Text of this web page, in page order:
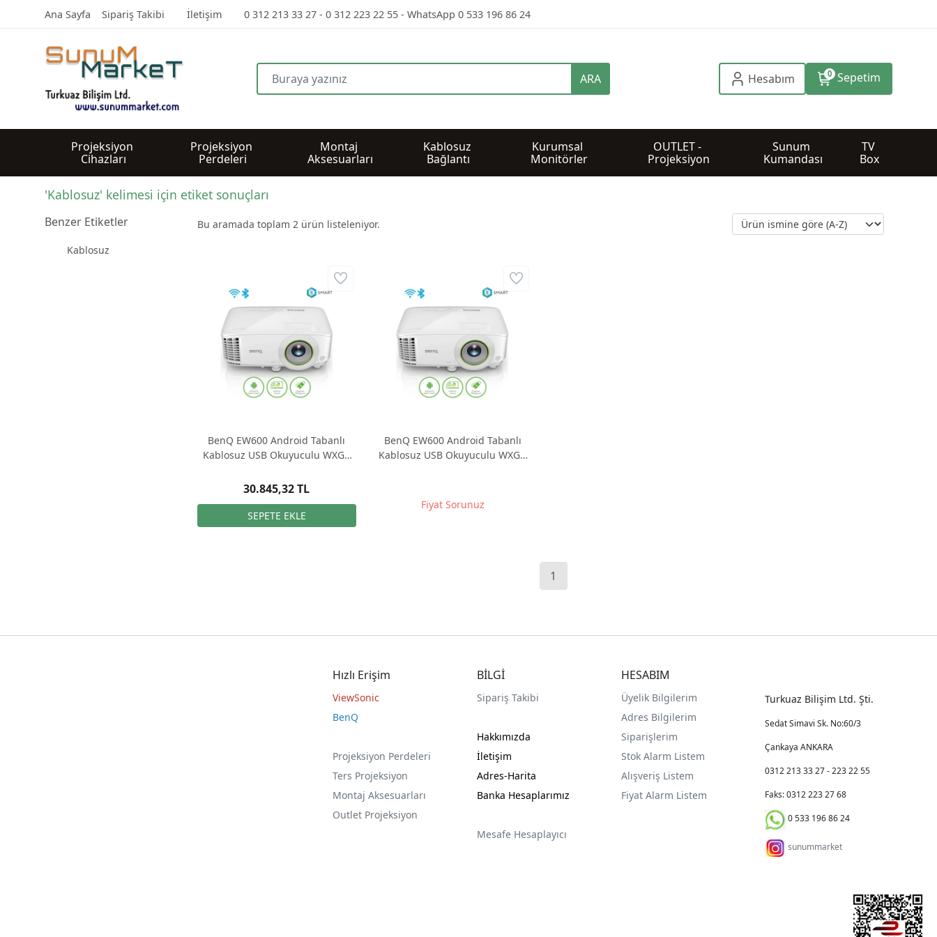
Ana Sayfa Sipariş Takibi İletişim 0 312 213 33 27 - 0 312 223 22 55 - WhatsApp 0 533 196 86 24
ARA Hesabım 0 Sepetim
Projeksiyon
Cihazları
Projeksiyon
Perdeleri
Montaj
Aksesuarları
Kablosuz
Bağlantı
Kurumsal
Monitörler
OUTLET -
Projeksiyon
Sunum
Kumandası
TV
Box
'Kablosuz' kelimesi için etiket sonuçları
Benzer Etiketler
Kablosuz
Bu aramada toplam 2 ürün listeleniyor.
BenQ EW600 Android Tabanlı
Kablosuz USB Okuyuculu WXGA
30.845,32 TL
BenQ EW600 Android Tabanlı
Kablosuz USB Okuyuculu WXGA
Fiyat Sorunuz
1
Hızlı Erişim
ViewSonic
BenQ
Projeksiyon Perdeleri
Ters Projeksiyon
Montaj Aksesuarları
Outlet Projeksiyon
BİLGİ
Sipariş Takibi
Hakkımızda
İletişim
Adres-Harita
Banka Hesaplarımız
Mesafe Hesaplayıcı
HESABIM
Üyelik Bilgilerim
Adres Bilgilerim
Siparişlerim
Stok Alarm Listem
Alışveriş Listem
Fiyat Alarm Listem
Turkuaz Bilişim Ltd. Şti.
Sedat Simavi Sk. No:60/3
Çankaya ANKARA
0312 213 33 27 - 223 22 55
Faks: 0312 223 27 68
0 533 196 86 24
sunummarket